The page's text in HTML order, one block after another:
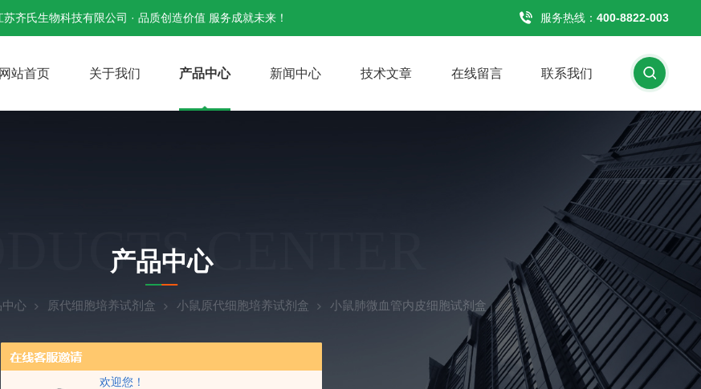
欢迎您！
苏齐氏生物科技有限公司 · 品质创造价值 服务成就未来！ 服务热线： 400-8822-003
网站首页 关于我们 产品中心 新闻中心 技术文章 在线留言 联系我们
CENTER
产品中心
中心 原代细胞培养试剂盒 小鼠原代细胞培养试剂盒 小鼠肺微血管内皮细胞试剂盒